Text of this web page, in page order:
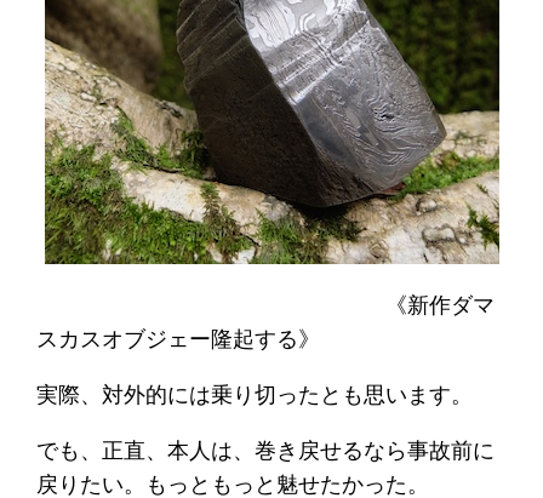
《新作ダマ
スカスオブジェー隆起する》
実際、対外的には乗り切ったとも思います。
でも、正直、本人は、巻き戻せるなら事故前に
戻りたい。もっともっと魅せたかった。